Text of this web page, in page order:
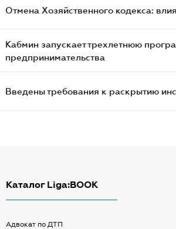
Отмена Хозяйственного кодекса:
Кабмин запускает трехлетнюю
предпринимательства
Введены требования к раскрытию
Каталог Liga:BOOK
Адвокат по ДТП